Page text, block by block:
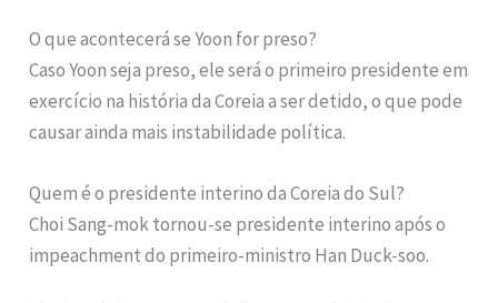
O que acontecerá se Yoon for preso?
Caso Yoon seja preso, ele será o primeiro presidente em
exercício na história da Coreia a ser detido, o que pode
causar ainda mais instabilidade política.
Quem é o presidente interino da Coreia do Sul?
Choi Sang-mok tornou-se presidente interino após o
impeachment do primeiro-ministro Han Duck-soo.